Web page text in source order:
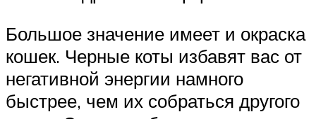
Большое значение имеет и окраска
кошек. Черные коты избавят вас от
негативной энергии намного
быстрее, чем их собраться другого